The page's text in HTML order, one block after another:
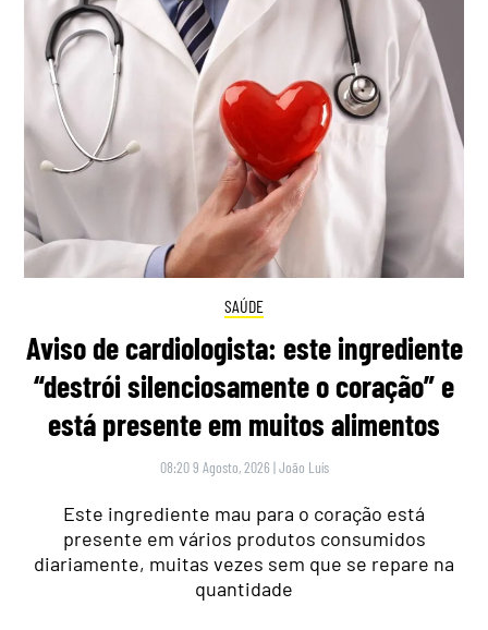
SAÚDE
Aviso de cardiologista: este ingrediente
“destrói silenciosamente o coração” e
está presente em muitos alimentos
08:20 9 Agosto, 2026 |João Luís
Este ingrediente mau para o coração está
presente em vários produtos consumidos
diariamente, muitas vezes sem que se repare na
quantidade